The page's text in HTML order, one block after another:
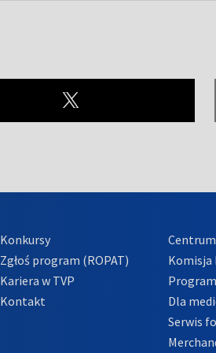
Konkursy
Zgłoś program (ROPAT)
Kariera w TVP
Kontakt
Komisja
Dla
Serwis